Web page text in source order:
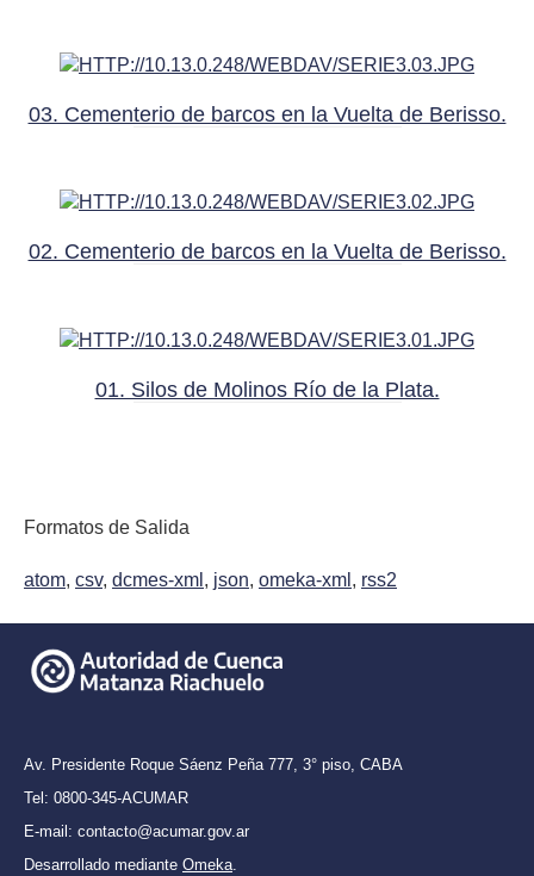
03. Cementerio de barcos en la Vuelta de Berisso.
02. Cementerio de barcos en la Vuelta de Berisso.
01. Silos de Molinos Río de la Plata.
Formatos de Salida
atom, csv, dcmes-xml , json, omeka-xml , rss2
Av. Presidente Roque Sáenz Peña 777, 3° piso, CABA
Tel: 0800-345-ACUMAR
E-mail: contacto@acumar.gov.ar
Desarrollado mediante Omeka